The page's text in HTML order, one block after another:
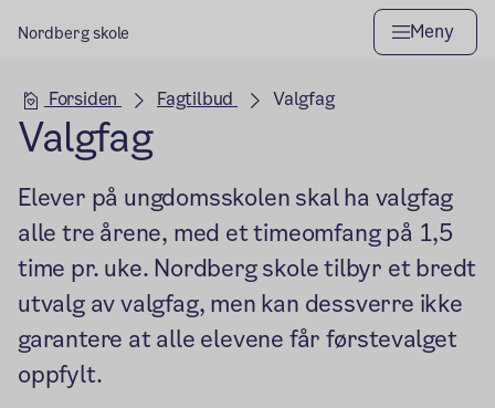
Nordberg skole Meny
Hovedseksjon
Forsiden Fagtilbud Valgfag
Valgfag
Elever på ungdomsskolen skal ha valgfag
alle tre årene, med et timeomfang på 1,5
time pr. uke. Nordberg skole tilbyr et bredt
utvalg av valgfag, men kan dessverre ikke
garantere at alle elevene får førstevalget
oppfylt.